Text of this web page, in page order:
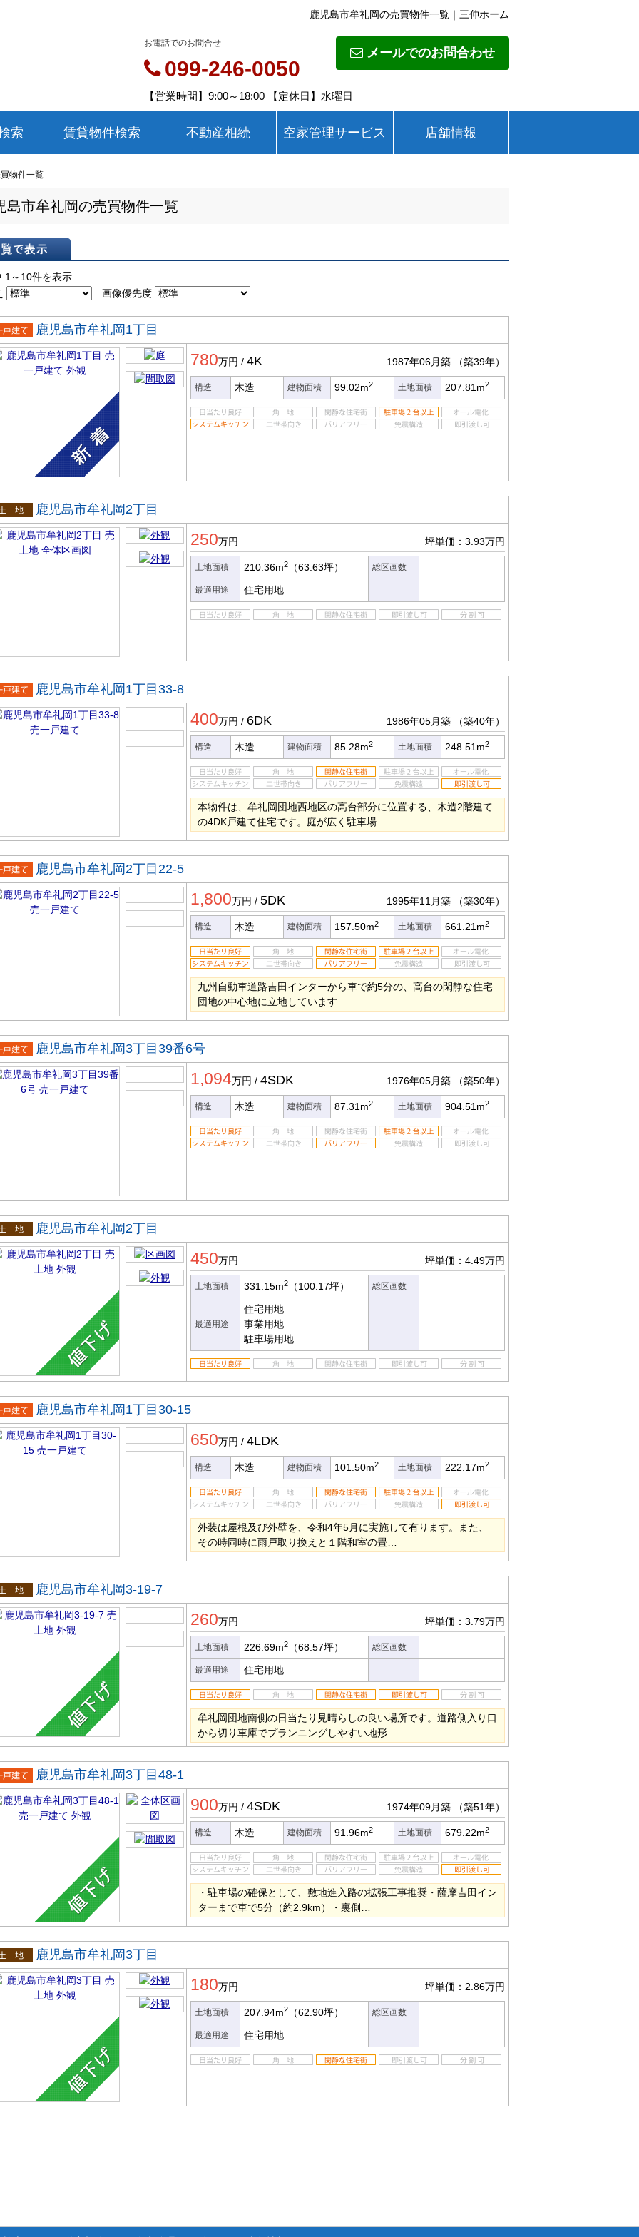
鹿児島市牟礼岡の売買物件一覧｜三伸ホーム
メールでのお問合わせ
お電話でのお問合せ
099-246-0050
【営業時間】9:00～18:00 【定休日】水曜日
索 賃貸物件検索 不動産相続 空家管理サービス 店舗情報
物件一覧
島市牟礼岡の売買物件一覧
1～10件を表示
画像優先度
戸建
鹿児島市牟礼岡1丁目
780万円 / 4K 1987年06月築 （築39年）
構造 木造 建物面積 99.02m2 土地面積 207.81m2
地
鹿児島市牟礼岡2丁目
250万円 坪単価：3.93万円
土地面積 210.36m2 （63.63坪） 総区画数
最適用途 住宅用地
戸建
鹿児島市牟礼岡1丁目33-8
400万円 / 6DK 1986年05月築 （築40年）
構造 木造 建物面積 85.28m2 土地面積 248.51m2
本物件は、牟礼岡団地西地区の高台部分に位置する、木造2階建て
の4DK戸建て住宅です。庭が広く駐車場…
戸建
鹿児島市牟礼岡2丁目22-5
1,800万円 / 5DK 1995年11月築 （築30年）
構造 木造 建物面積 157.50m2 土地面積 661.21m2
九州自動車道路吉田インターから車で約5分の、高台の閑静な住宅
団地の中心地に立地しています
戸建
鹿児島市牟礼岡3丁目39番6号
1,094万円 / 4SDK 1976年05月築 （築50年）
構造 木造 建物面積 87.31m2 土地面積 904.51m2
地
鹿児島市牟礼岡2丁目
450万円 坪単価：4.49万円
土地面積 331.15m2 （100.17坪） 総区画数
最適用途
住宅用地
事業用地
駐車場用地
戸建
鹿児島市牟礼岡1丁目30-15
650万円 / 4LDK
構造 木造 建物面積 101.50m2 土地面積 222.17m2
外装は屋根及び外壁を、令和4年5月に実施して有ります。また、
その時同時に雨戸取り換えと１階和室の畳…
地
鹿児島市牟礼岡3-19-7
260万円 坪単価：3.79万円
土地面積 226.69m2 （68.57坪） 総区画数
最適用途 住宅用地
牟礼岡団地南側の日当たり見晴らしの良い場所です。道路側入り口
から切り車庫でプランニングしやすい地形…
戸建
鹿児島市牟礼岡3丁目48-1
900万円 / 4SDK 1974年09月築 （築51年）
構造 木造 建物面積 91.96m2 土地面積 679.22m2
・駐車場の確保として、敷地進入路の拡張工事推奨・薩摩吉田イン
ターまで車で5分（約2.9km）・裏側…
地
鹿児島市牟礼岡3丁目
180万円 坪単価：2.86万円
土地面積 207.94m2 （62.90坪） 総区画数
最適用途 住宅用地